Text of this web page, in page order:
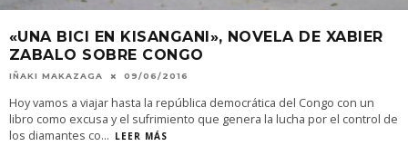
«UNA BICI EN KISANGANI», NOVELA DE XABIER
ZABALO SOBRE CONGO
IÑAKI MAKAZAGA 09/06/2016
Hoy vamos a viajar hasta la república democrática del Congo con un
libro como excusa y el sufrimiento que genera la lucha por el control de
los diamantes co... LEER MÁS